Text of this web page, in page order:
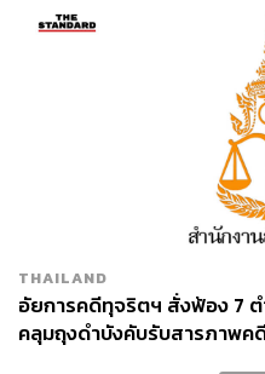
THAILAND
อัยการคดีทุจริตฯ สั่งฟ้อง 7
คลุมถุงดำบังคับรับสารภาพ